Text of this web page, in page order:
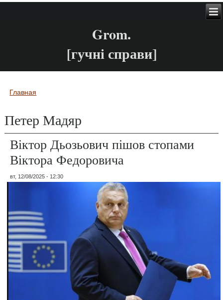
Grom.
[гучні справи]
Вы здесь
Главная
Петер Мадяр
Віктор Дьозьович пішов стопами
Віктора Федоровича
вт, 12/08/2025 - 12:30